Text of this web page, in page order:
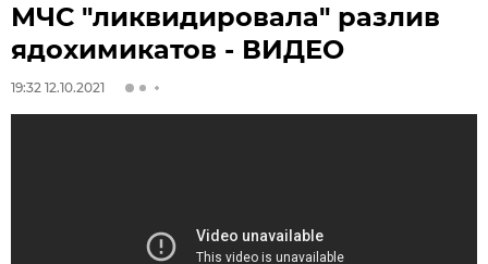
МЧС "ликвидировала" разлив
ядохимикатов - ВИДЕО
19:32 12.10.2021